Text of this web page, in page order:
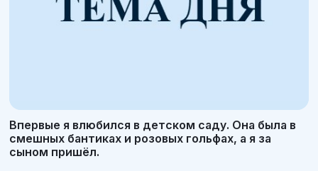
Впервые я влюбился в детском саду. Она была в
смешных бантиках и розовых гольфах, а я за
сыном пришёл.